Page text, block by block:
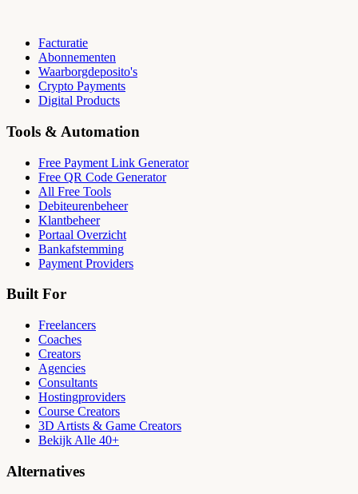
Facturatie
Abonnementen
Waarborgdeposito's
Crypto Payments
Digital Products
Tools & Automation
Free Payment Link Generator
Free QR Code Generator
All Free Tools
Debiteurenbeheer
Klantbeheer
Portaal Overzicht
Bankafstemming
Payment Providers
Built For
Freelancers
Coaches
Creators
Agencies
Consultants
Hostingproviders
Course Creators
3D Artists & Game Creators
Bekijk Alle 40+
Alternatives